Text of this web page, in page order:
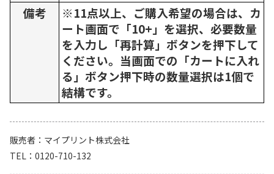
備考
※11点以上、ご購入希望の場合は、カ
ート画面で「10+」を選択、必要数量
を入力し「再計算」ボタンを押下して
ください。当画面での「カートに入れ
る」ボタン押下時の数量選択は1個で
結構です。
販売者
マイプリント株式会社
TEL
0120-710-132